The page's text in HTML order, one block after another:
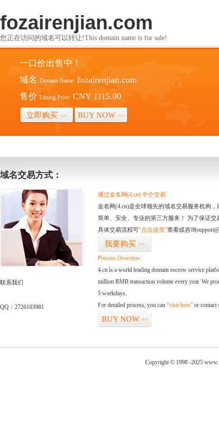
fozairenjian.com
您正在访问的域名可以转让!This domain name is for sale!
一口价出售中！
域名 Domain Name: fozairenjian.com
售价 Listing Price: CNY 1115.00
立即购买 >> BUY NOW >>
域名交易方式：
联系我们
QQ：2726103981
通过金名网(4.cn) 中介交易
金名网(4.cn)是全球领先的域名交易服务机构
简单、安全、专业的第三方服务！ 为了保证
具体交易流程可“点击这里”查看或咨询
我要购买 >>
Process Overview:
4.cn is a world leading domain escrow service
million RMB transaction volume every year. We
5 workdays.
For detailed process, you can “visit here” or contact
BUY NOW >>
Copyright © 1998 -2025